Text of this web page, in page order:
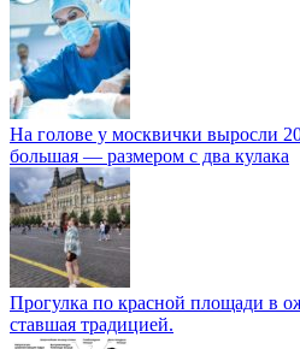
На голове у москвички выросли
большая — размером с два кулака
Прогулка по красной площади в
ставшая традицией.